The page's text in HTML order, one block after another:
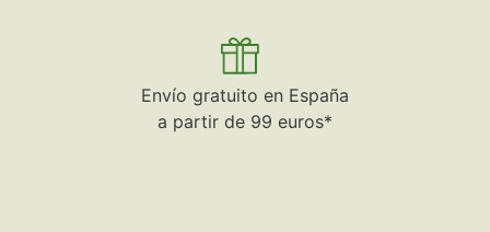
Envío gratuito en España
a partir de 99 euros*